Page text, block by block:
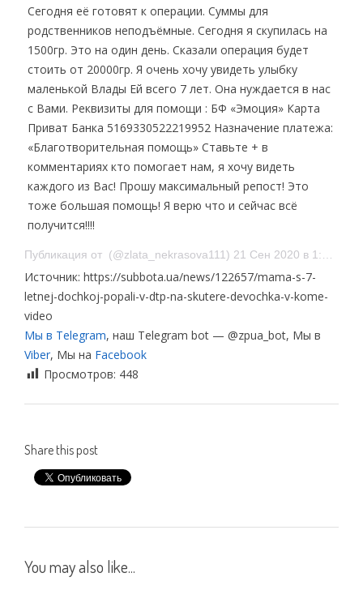
Сегодня её готовят к операции. Суммы для
родственников неподъёмные. Сегодня я скупилась на
1500гр. Это на один день. Сказали операция будет
стоить от 20000гр. Я очень хочу увидеть улыбку
маленькой Влады Ей всего 7 лет. Она нуждается в нас
с Вами. Реквизиты для помощи : БФ «Эмоция» Карта
Приват Банка 5169330522219952 Назначение платежа:
«Благотворительная помощь» Ставьте + в
комментариях кто помогает нам, я хочу видеть
каждого из Вас! Прошу максимальный репост! Это
тоже большая помощь! Я верю что и сейчас всё
получится!!!!
Источник: https://subbota.ua/news/122657/mama-s-7-
letnej-dochkoj-popali-v-dtp-na-skutere-devochka-v-kome-
video
Мы в Telegram, наш Telegram bot — @zpua_bot, Мы в
Viber, Мы на Facebook
Просмотров: 448
Share this post
You may also like...